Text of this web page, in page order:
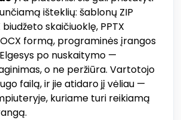
išteklių: šablonų ZIP
skaičiuoklę, PPTX
formą, programinės įrangos
po nuskaitymo —
o ne peržiūra. Vartotojo
failą, ir jie atidaro jį vėliau —
kuriame turi reikiamą